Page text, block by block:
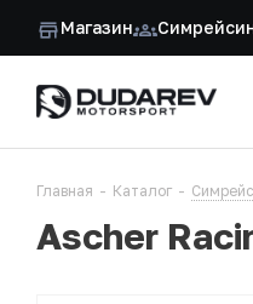
Магазин
Главная - Каталог -
Ascher